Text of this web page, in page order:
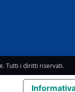
Tutti i diritti riservati.